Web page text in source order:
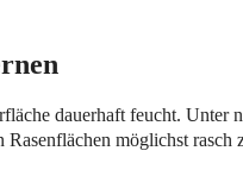
dauerhaft feucht.
möglichst